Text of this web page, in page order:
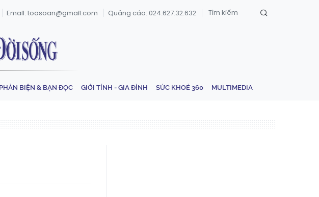
Email: toasoan@gmail.com Quảng cáo: 024.627.32.632
PHẢN BIỆN & BẠN ĐỌC GIỚI TÍNH - GIA ĐÌNH SỨC KHOẺ 360 MULTIMEDIA